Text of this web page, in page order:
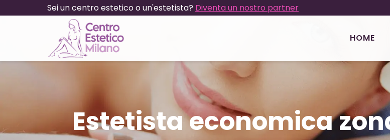
Sei un centro estetico o un'estetista? Diventa un nostro partner
HOME
Estetista economica